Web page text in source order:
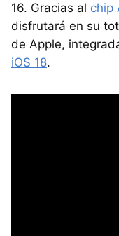
16. Gracias al chip
disfrutará en su
de Apple,
iOS 18.